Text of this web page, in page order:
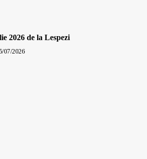
2026 de la Lespezi
07/2026